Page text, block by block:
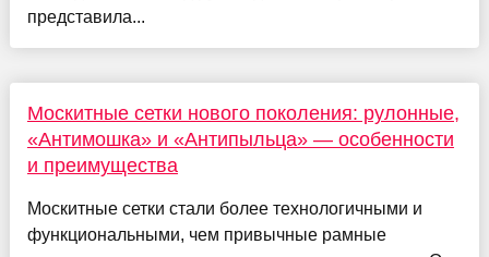
представила...
Москитные сетки нового поколения: рулонные,
«Антимошка» и «Антипыльца» — особенности
и преимущества
Москитные сетки стали более технологичными и
функциональными, чем привычные рамные